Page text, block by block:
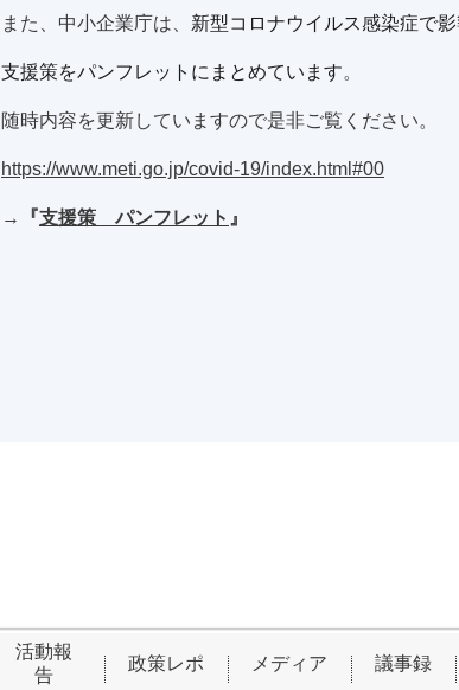
また、中小企業庁は、 新型コロナウイルス感染症で
支援策をパンフレットにまとめています。
随時内容を更新していますので是非ご覧ください。
https://www.meti.go.jp/covid-19/index.html#00
→ 『支援策 パンフレット 』
活動報
告
政策レポ メディア 議事録